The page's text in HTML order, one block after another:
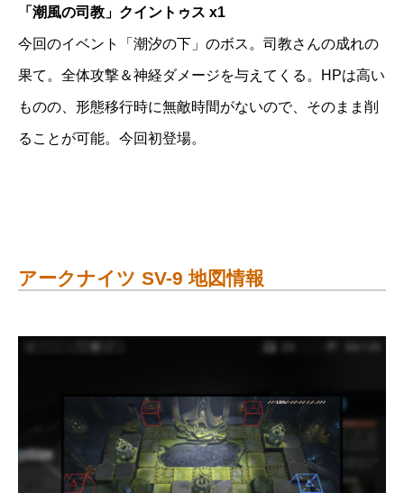
「潮風の司教」クイントゥス x1
今回のイベント「潮汐の下」のボス。司教さんの成れの
果て。全体攻撃＆神経ダメージを与えてくる。HPは高い
ものの、形態移行時に無敵時間がないので、そのまま削
ることが可能。今回初登場。
アークナイツ SV-9 地図情報